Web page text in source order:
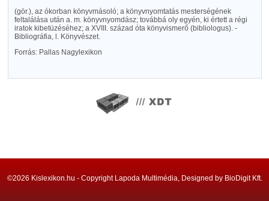
(gör.), az ókorban könyvmásoló; a könyvnyomtatás mesterségének
feltalálása után a. m. könyvnyomdász; továbbá oly egyén, ki értett a régi
iratok kibetüzéséhez; a XVIII. század óta könyvismerő (bibliologus). -
Bibliográfia, l. Könyvészet.
Forrás: Pallas Nagylexikon
©2026 Kislexikon.hu - Copyright Lapoda Multimédia, Designed by BioDigit Kft.